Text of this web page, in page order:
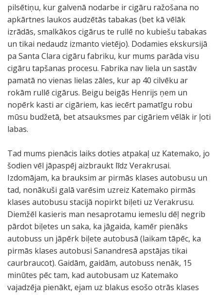
pilsētiņu, kur galvenā nodarbe ir cigāru ražošana no
apkārtnes laukos audzētās tabakas (bet kā vēlāk
izrādās, smalkākos cigārus te rullē no kubiešu tabakas
un tikai nedaudz izmanto vietējo). Dodamies ekskursijā
pa Santa Clara cigāru fabriku, kur mums parāda visu
cigāru tapšanas procesu. Fabrika nav liela un sastāv
pamatā no vienas lielas zāles, kur ap 40 cilvēku ar
rokām rullē cigārus. Beigu beigās Henrijs ņem un
nopērk kasti ar cigāriem, kas iecērt pamatīgu robu
mūsu budžetā, bet atsauksmes par cigāriem vēlāk ir ļoti
labas.
Tad mums pienācis laiks doties atpakaļ uz Katemako, jo
šodien vēl jāpaspēj aizbraukt līdz Verakrusai.
Izdomājam, ka brauksim ar pirmās klases autobusu un
tad, nonākuši galā varēsim uzreiz Katemako pirmās
klases autobusu stacijā nopirkt biļeti uz Verakrusu.
Diemžēl kasieris man nesaprotamu iemeslu dēļ negrib
pārdot biļetes un saka, ka jāgaida, kamēr pienāks
autobuss un jāpērk biļete autobusā (laikam tāpēc, ka
pirmās klases autobusi Sanandresā apstājas tikai
caurbraucot). Gaidām, gaidām, autobuss nenāk, 15
minūtes pēc tam, kad autobusam uz Katemako
vajadzēja pienākt, ejam uz blakus esošo otrās klases